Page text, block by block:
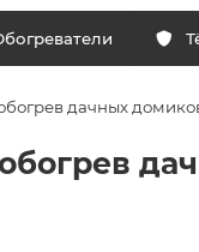
дачных